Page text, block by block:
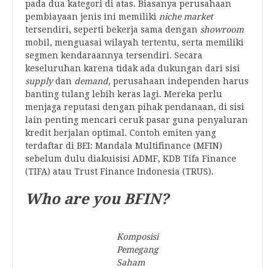
pada dua kategori di atas. Biasanya perusahaan
pembiayaan jenis ini memiliki niche market
tersendiri, seperti bekerja sama dengan showroom
mobil, menguasai wilayah tertentu, serta memiliki
segmen kendaraannya tersendiri. Secara
keseluruhan karena tidak ada dukungan dari sisi
supplydan demand, perusahaan independen harus
banting tulang lebih keras lagi. Mereka perlu
menjaga reputasi dengan pihak pendanaan, di sisi
lain penting mencari ceruk pasar guna penyaluran
kredit berjalan optimal. Contoh emiten yang
terdaftar di BEI: Mandala Multifinance (MFIN)
sebelum dulu diakuisisi ADMF, KDB Tifa Finance
(TIFA) atau Trust Finance Indonesia (TRUS).
Who are you BFIN?
Komposisi
Pemegang
Saham